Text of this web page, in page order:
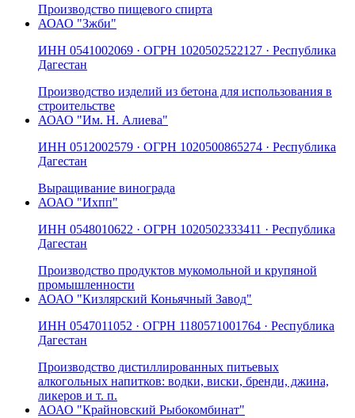
Производство пищевого спирта
АОАО "Зжби"
ИНН 0541002069 · ОГРН 1020502522127 · Республика
Дагестан
Производство изделий из бетона для использования в
строительстве
АОАО "Им. Н. Алиева"
ИНН 0512002579 · ОГРН 1020500865274 · Республика
Дагестан
Выращивание винограда
АОАО "Ихпп"
ИНН 0548010622 · ОГРН 1020502333411 · Республика
Дагестан
Производство продуктов мукомольной и крупяной
промышленности
АОАО "Кизлярский Коньячный Завод"
ИНН 0547011052 · ОГРН 1180571001764 · Республика
Дагестан
Производство дистиллированных питьевых
алкогольных напитков: водки, виски, бренди, джина,
ликеров и т. п.
АОАО "Крайновский Рыбокомбинат"